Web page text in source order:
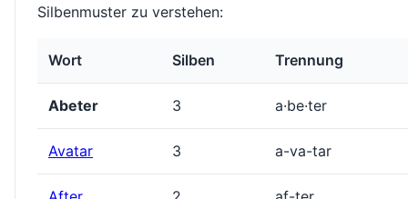
Silbenmuster zu verstehen:
Wort Silben Trennung
Abeter 3 a·be·ter
Avatar 3 a-va-tar